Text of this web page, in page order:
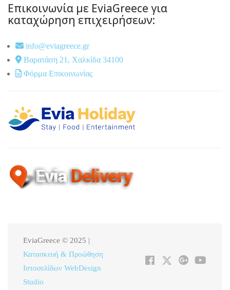
Επικοινωνία με EviaGreece για
καταχώρηση επιχειρήσεων:
info@eviagreece.gr
Βαρατάση 21, Χαλκίδα 34100
Φόρμα Επικοινωνίας
EviaGreece © 2025 |
Κατασκευή & Προώθηση
Ιστοσελίδων WebDesign
Studio